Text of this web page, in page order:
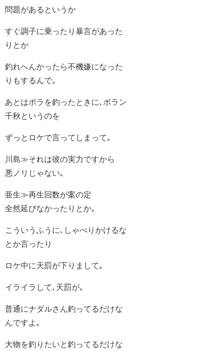
問題があるというか
すぐ調子に乗ったり暴言があった
りとか
釣れへんかったら不機嫌になった
りもするんで｡
あとはボラを釣ったときに､ボラン
千秋というのを
ずっとロケで言ってしまって｡
川島≫それは彼の実力ですから
悪ノリじゃない｡
亜生≫再生回数が案の定
全然延びなかったりとか｡
こういうふうに､しゃべりかけるな
とか言ったり
ロケ中に天罰が下りまして｡
イライラして､天罰が｡
普通にナダルさん釣ってるだけな
んですよ｡
大物を釣りたいと釣ってるだけな